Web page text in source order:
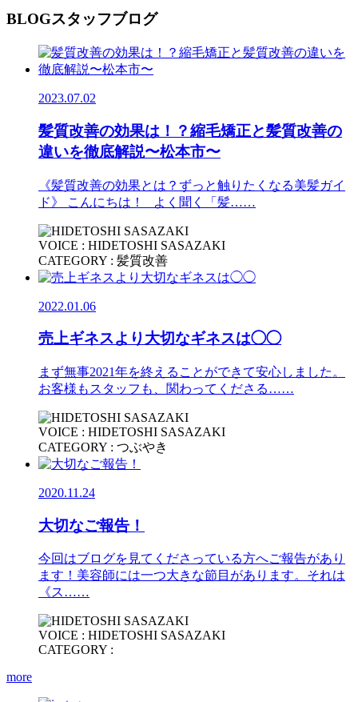
BLOGスタッフブログ
2023.07.02
髪質改善の効果は！？縮毛矯正と髪質改善の
違いを徹底解説〜松本市〜
《髪質改善の効果とは？ずっと触りたくなる美髪ガイ
ド》 こんにちは！ よく聞く「髪……
VOICE : HIDETOSHI SASAZAKI
CATEGORY : 髪質改善
2022.01.06
売上ギネスより大切なギネスは◯◯
まず無事2021年を終えることができて安心しました。
お客様もスタッフも、関わってくださる……
VOICE : HIDETOSHI SASAZAKI
CATEGORY : つぶやき
2020.11.24
大切なご報告！
今回はブログを見てくださっている方へご報告があり
ます！美容師には一つ大きな節目があります。それは
《ス……
VOICE : HIDETOSHI SASAZAKI
CATEGORY :
more